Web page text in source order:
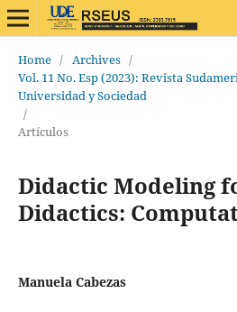
Home / Archives /
Vol. 11 No. Esp (2023): Revista
Universidad y Sociedad
/
Artículos
Didactic Modeling
Didactics:
Manuela Cabezas